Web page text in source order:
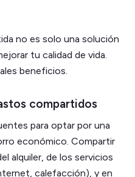
no es solo una solución
tu calidad de vida.
beneficios.
compartidos
para optar por una
económico. Compartir
alquiler, de los servicios
calefacción), y en